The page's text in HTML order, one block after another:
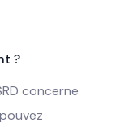
?
concerne